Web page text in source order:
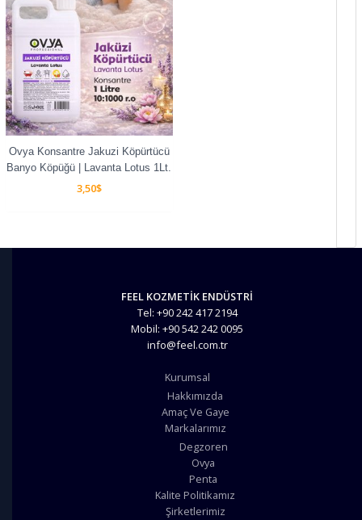
Ovya Konsantre Jakuzi Köpürtücü
Banyo Köpüğü | Lavanta Lotus 1Lt.
3,50$
FEEL KOZMETİK ENDÜSTRİ
Tel: +90 242 417 2194
Mobil: +90 542 242 0095
info@feel.com.tr
Kurumsal
Hakkımızda
Amaç Ve Gaye
Markalarımız
Degzoren
Ovya
Penta
Kalite Politikamız
Şirketlerimiz